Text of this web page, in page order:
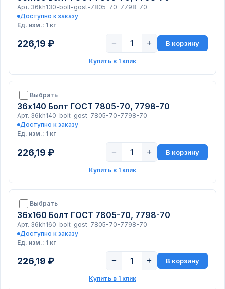
Арт. 36kh130-bolt-gost-7805-70-7798-70
Доступно к заказу
Ед. изм.: 1 кг
226,19 ₽ − + В корзину
Купить в 1 клик
Выбрать
36х140 Болт ГОСТ 7805-70, 7798-70
Арт. 36kh140-bolt-gost-7805-70-7798-70
Доступно к заказу
Ед. изм.: 1 кг
226,19 ₽ − + В корзину
Купить в 1 клик
Выбрать
36х160 Болт ГОСТ 7805-70, 7798-70
Арт. 36kh160-bolt-gost-7805-70-7798-70
Доступно к заказу
Ед. изм.: 1 кг
226,19 ₽ − + В корзину
Купить в 1 клик